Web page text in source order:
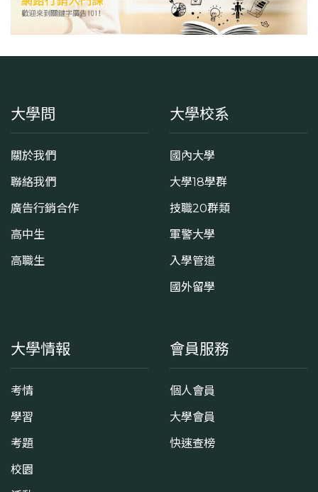
大學問
關於我們
聯絡我們
廣告行銷合作
高中生
高職生
大學校系
國內大學
大學18學群
技職20群類
軍警大學
入學管道
國外留學
大學情報
考情
學習
考題
校園
會員服務
個人會員
大學會員
快速查榜